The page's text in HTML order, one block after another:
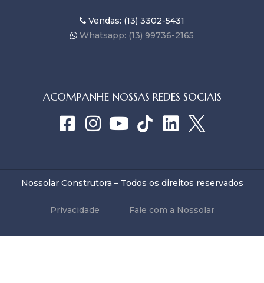
Vendas: (13) 3302-5431
Whatsapp: (13) 99736-2165
ACOMPANHE NOSSAS REDES SOCIAIS
Nossolar Construtora – Todos os direitos reservados
Privacidade Fale com a Nossolar